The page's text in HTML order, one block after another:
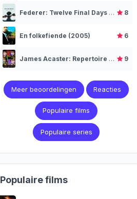
Federer: Twelve Final Days (2024) 8
En folkefiende (2005) 6
James Acaster: Repertoire (2018) 9
Meer beoordelingen Reacties
Populaire films
Populaire series
Populaire films